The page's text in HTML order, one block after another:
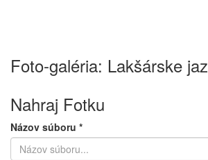
Foto-galéria: Lakšárske
Nahraj Fotku
Názov súboru *